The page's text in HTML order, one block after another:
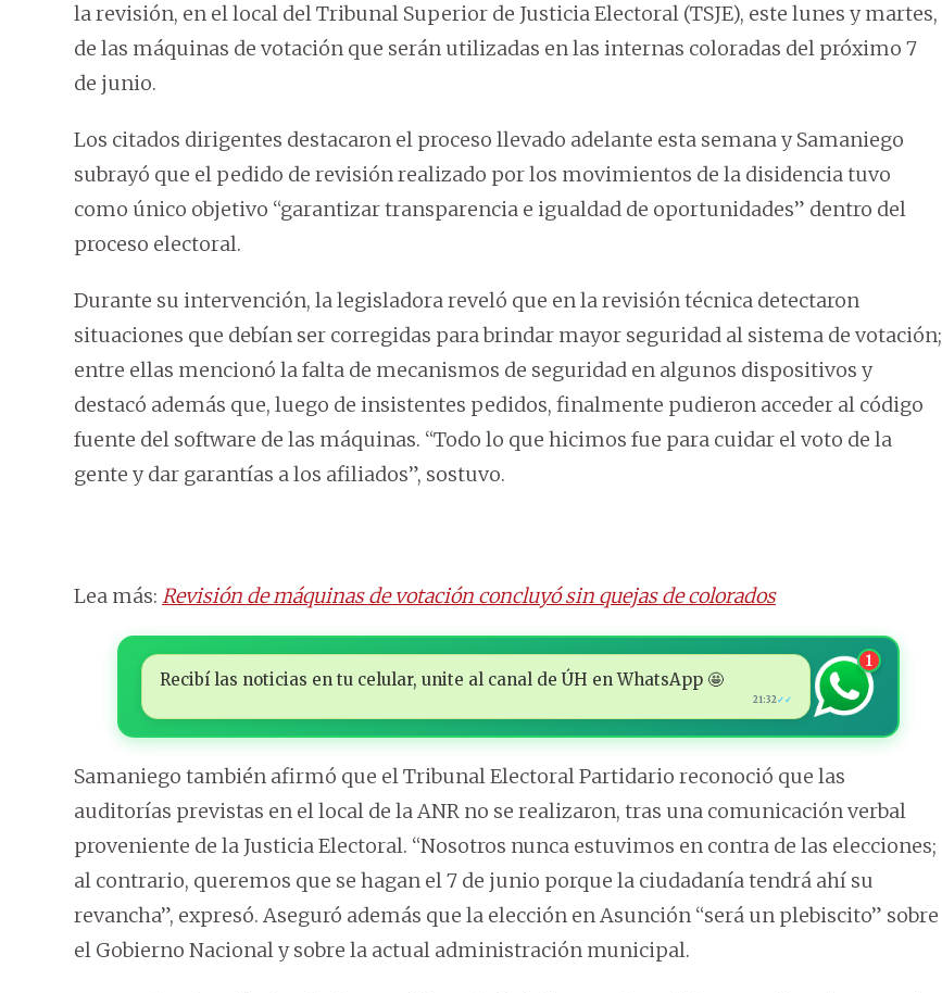
la revisión, en el local del Tribunal Superior de Justicia Electoral (TSJE), este lunes y martes,
de las máquinas de votación que serán utilizadas en las internas coloradas del próximo 7
de junio.
Los citados dirigentes destacaron el proceso llevado adelante esta semana y Samaniego
subrayó que el pedido de revisión realizado por los movimientos de la disidencia tuvo
como único objetivo “garantizar transparencia e igualdad de oportunidades” dentro del
proceso electoral.
Durante su intervención, la legisladora reveló que en la revisión técnica detectaron
situaciones que debían ser corregidas para brindar mayor seguridad al sistema de votación;
entre ellas mencionó la falta de mecanismos de seguridad en algunos dispositivos y
destacó además que, luego de insistentes pedidos, finalmente pudieron acceder al código
fuente del software de las máquinas. “Todo lo que hicimos fue para cuidar el voto de la
gente y dar garantías a los afiliados”, sostuvo.
Lea más: Revisión de máquinas de votación concluyó sin quejas de colorados
Recibí las noticias en tu celular, unite al canal de ÚH en WhatsApp 🤩
21:32✓✓
1
Samaniego también afirmó que el Tribunal Electoral Partidario reconoció que las
auditorías previstas en el local de la ANR no se realizaron, tras una comunicación verbal
proveniente de la Justicia Electoral. “Nosotros nunca estuvimos en contra de las elecciones;
al contrario, queremos que se hagan el 7 de junio porque la ciudadanía tendrá ahí su
revancha”, expresó. Aseguró además que la elección en Asunción “será un plebiscito” sobre
el Gobierno Nacional y sobre la actual administración municipal.